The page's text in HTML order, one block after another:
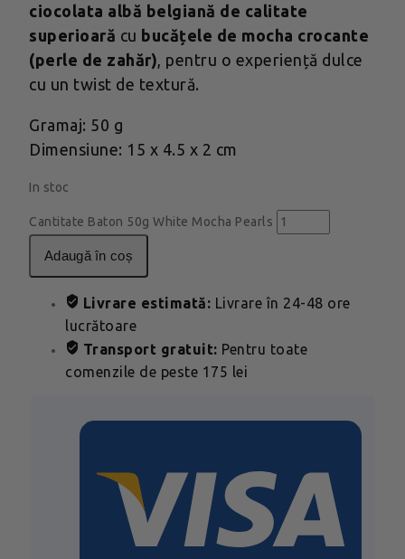
ciocolata albă belgiană de calitate
superioară cu bucățele de mocha crocante
(perle de zahăr) , pentru o experiență dulce
cu un twist de textură.
Gramaj: 50 g
Dimensiune: 15 x 4.5 x 2 cm
In stoc
Cantitate Baton 50g White Mocha Pearls
adaugă în coș
Livrare estimată: Livrare în 24-48 ore
lucrătoare
Transport gratuit: Pentru toate
comenzile de peste 175 lei